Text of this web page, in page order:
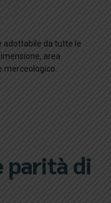
adottabile da tutte le
area
parità di